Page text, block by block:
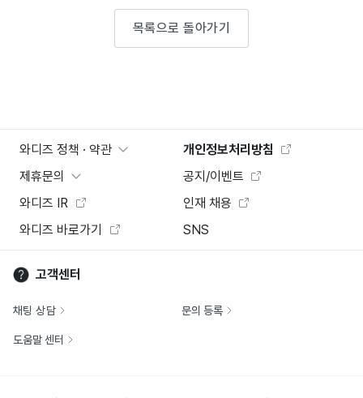
목록으로 돌아가기
와디즈 정책 · 약관
개인정보처리방침
제휴문의
공지/이벤트
와디즈 IR
인재 채용
와디즈 바로가기
SNS
고객센터
채팅 상담 문의 등록
도움말 센터